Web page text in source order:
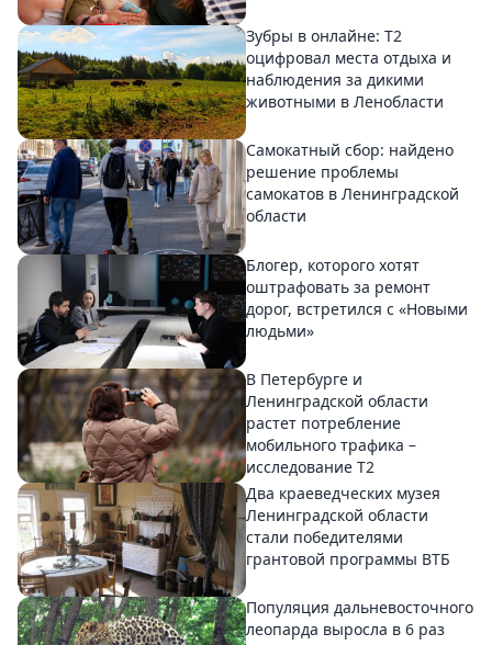
Зубры в онлайне: Т2
оцифровал места отдыха и
наблюдения за дикими
животными в Ленобласти
Самокатный сбор: найдено
решение проблемы
самокатов в Ленинградской
области
Блогер, которого хотят
оштрафовать за ремонт
дорог, встретился с «Новыми
людьми»
В Петербурге и
Ленинградской области
растет потребление
мобильного трафика –
исследование T2
Два краеведческих музея
Ленинградской области
стали победителями
грантовой программы ВТБ
Популяция дальневосточного
леопарда выросла в 6 раз